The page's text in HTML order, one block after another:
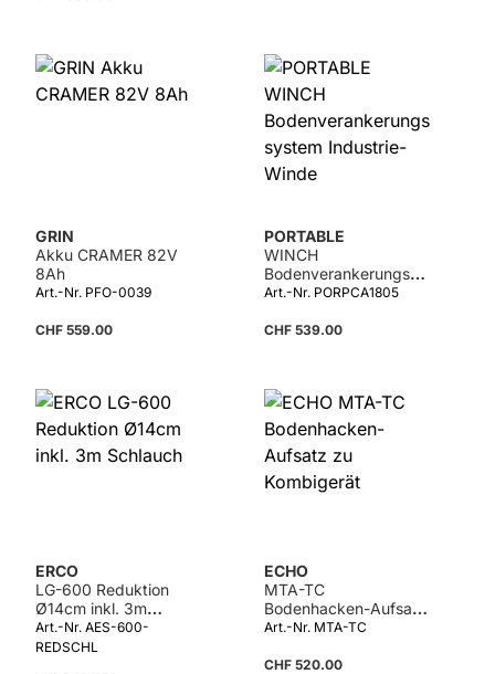
GRIN
Akku CRAMER 82V
8Ah
Art.-Nr. PFO-0039
CHF 559.00
PORTABLE
WINCH
Bodenverankerungssy
stem Industrie-Winde
Art.-Nr. PORPCA1805
CHF 539.00
ERCO
LG-600 Reduktion
Ø14cm inkl. 3m
Schlauch
Art.-Nr. AES-600-
REDSCHL
ECHO
MTA-TC
Bodenhacken-Aufsatz
zu Kombigerät
Art.-Nr. MTA-TC
CHF 520.00